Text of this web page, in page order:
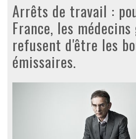
Arrêts de travail :
France, les
refusent d'être les
émissaires.